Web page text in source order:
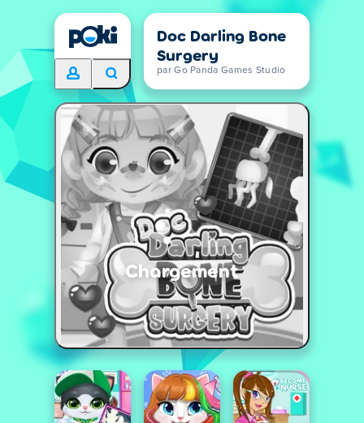
Doc Darling Bone
Surgery
par Go Panda Games Studio
Chargement